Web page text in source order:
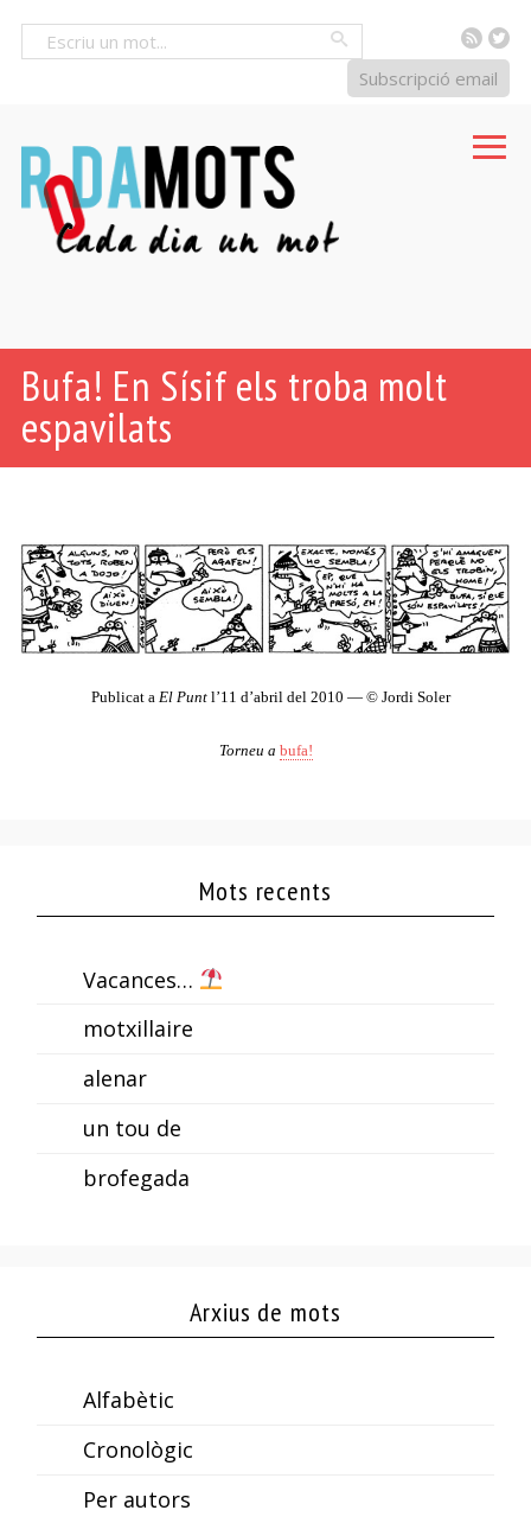
RSS
Subscripció email
Bufa! En Sísif els troba molt
espavilats
Publicat a El Punt l’11 d’abril del 2010 — © Jordi Soler
Torneu a bufa!
Mots recents
Vacances…
motxillaire
alenar
un tou de
brofegada
Arxius de mots
Alfabètic
Cronològic
Per autors